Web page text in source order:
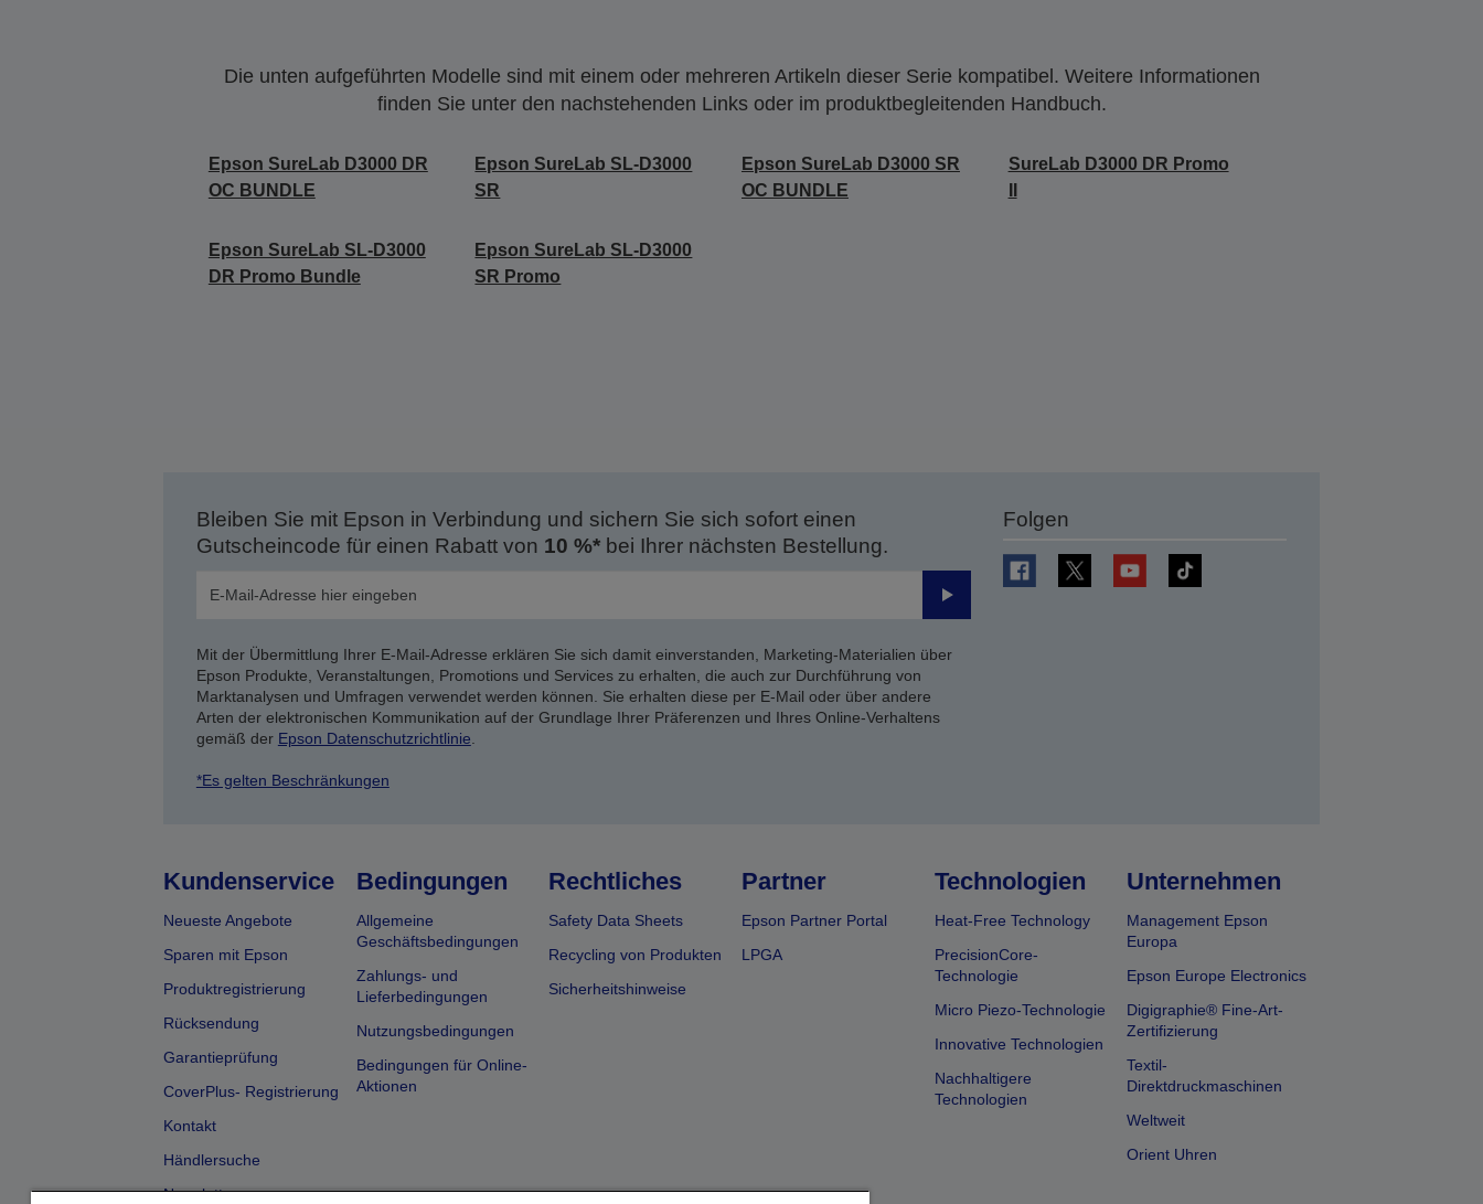
Die unten aufgeführten Modelle sind mit einem oder mehreren Artikeln dieser Serie kompatibel. Weitere Informationen
finden Sie unter den nachstehenden Links oder im produktbegleitenden Handbuch.
Epson SureLab D3000 DR
OC BUNDLE
Epson SureLab SL-D3000
SR
Epson SureLab D3000 SR
OC BUNDLE
SureLab D3000 DR Promo
Epson SureLab SL-D3000
DR Promo Bundle
Epson SureLab SL-D3000
SR Promo
Bleiben Sie mit Epson in Verbindung und sichern Sie sich sofort einen
Gutscheincode für einen Rabatt von 10 %*bei Ihrer nächsten Bestellung.
Senden
Mit der Übermittlung Ihrer E-Mail-Adresse erklären Sie sich damit einverstanden, Marketing-Materialien über
Epson Produkte, Veranstaltungen, Promotions und Services zu erhalten, die auch zur Durchführung von
Marktanalysen und Umfragen verwendet werden können. Sie erhalten diese per E-Mail oder über andere
Arten der elektronischen Kommunikation auf der Grundlage Ihrer Präferenzen und Ihres Online-Verhaltens
gemäß der Epson Datenschutzrichtlinie
*Es gelten Beschränkungen
Folgen
Kundenservice
Neueste Angebote
Sparen mit Epson
Produktregistrierung
Rücksendung
Garantieprüfung
CoverPlus- Registrierung
Kontakt
Händlersuche
Newsletter
Bedingungen
Allgemeine
Geschäftsbedingungen
Zahlungs- und
Lieferbedingungen
Nutzungsbedingungen
Bedingungen für Online-
Aktionen
Rechtliches
Safety Data Sheets
Recycling von Produkten
Sicherheitshinweise
Partner
Epson Partner Portal
LPGA
Technologien
Heat-Free Technology
PrecisionCore-
Technologie
Micro Piezo-Technologie
Innovative Technologien
Nachhaltigere
Technologien
Unternehmen
Management Epson
Europa
Epson Europe Electronics
Digigraphie® Fine-Art-
Zertifizierung
Textil-
Direktdruckmaschinen
Weltweit
Orient Uhren